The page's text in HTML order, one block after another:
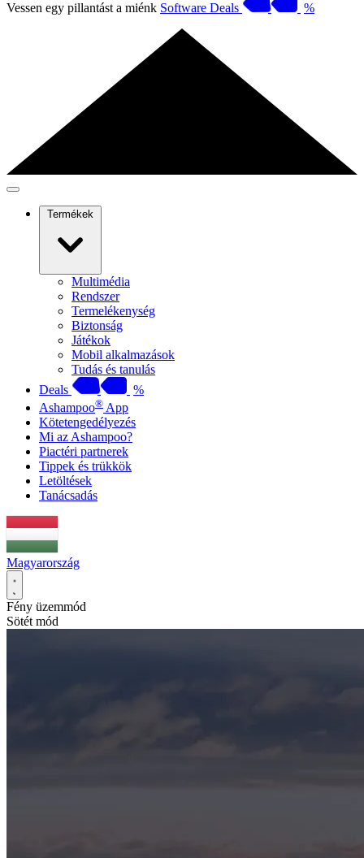
Vessen egy pillantást a miénk Software Deals %
Termékek
Multimédia
Rendszer
Termelékenység
Biztonság
Játékok
Mobil alkalmazások
Tudás és tanulás
Deals
%
Ashampoo® App
Kötetengedélyezés
Mi az Ashampoo?
Piactéri partnerek
Tippek és trükkök
Letöltések
Tanácsadás
Magyarország
Fény üzemmód
Sötét mód